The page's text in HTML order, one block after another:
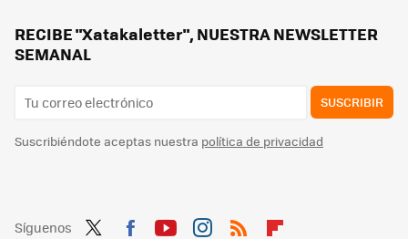
RECIBE "Xatakaletter", NUESTRA NEWSLETTER
SEMANAL
SUSCRIBIR
Suscribiéndote aceptas nuestra política de privacidad
Síguenos